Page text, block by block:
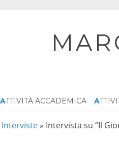
ATTIVITÀ ACCADEMICA
Interviste » Intervista su “Il